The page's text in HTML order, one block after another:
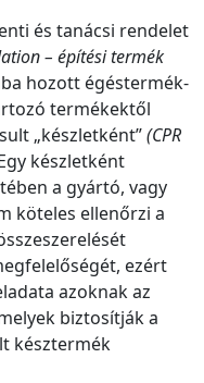
és tanácsi rendelet
– építési termék
hozott égéstermék-
termékektől
„készletként”(CPR
készletként
a gyártó, vagy
köteles ellenőrzi a
ezért
azoknak az
biztosítják a
késztermék